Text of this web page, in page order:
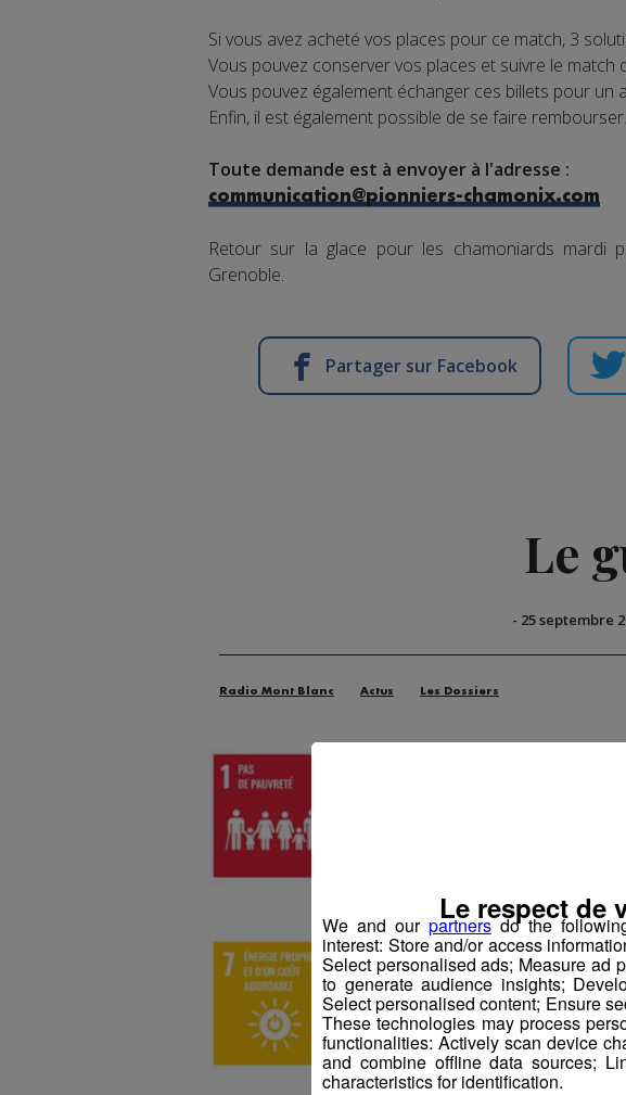
Si vous avez acheté vos places pour ce match, 3
Vous pouvez conserver vos places et suivre le match
Vous pouvez également échanger ces billets pour un
Enfin, il est également possible de se faire rembourser.
Toute demande est à envoyer à l'adresse :
communication@pionniers-chamonix.com
Retour sur la glace pour les chamoniards mardi
Grenoble.
Partager sur Facebook
Le
- 25 septembre
Radio Mont Blanc Actus Les Dossiers
We and our partnersdo the
interest: Store and/or access
Select personalised ads; Measure ad
to generate audience insights;
Select personalised content; Ensure
These technologies may process
functionalities: Actively scan device
and combine offline data sources;
characteristics for identification.
Le respect de